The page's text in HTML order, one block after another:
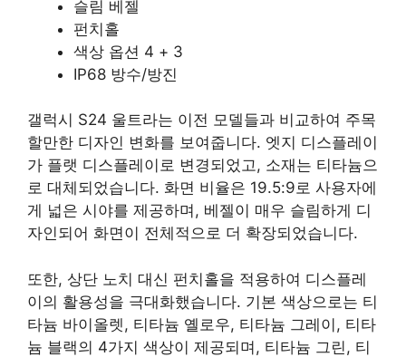
슬림 베젤
펀치홀
색상 옵션 4 + 3
IP68 방수/방진
갤럭시 S24 울트라는 이전 모델들과 비교하여 주목
할만한 디자인 변화를 보여줍니다. 엣지 디스플레이
가 플랫 디스플레이로 변경되었고, 소재는 티타늄으
로 대체되었습니다. 화면 비율은 19.5:9로 사용자에
게 넓은 시야를 제공하며, 베젤이 매우 슬림하게 디
자인되어 화면이 전체적으로 더 확장되었습니다.
또한, 상단 노치 대신 펀치홀을 적용하여 디스플레
이의 활용성을 극대화했습니다. 기본 색상으로는 티
타늄 바이올렛, 티타늄 옐로우, 티타늄 그레이, 티타
늄 블랙의 4가지 색상이 제공되며, 티타늄 그린, 티